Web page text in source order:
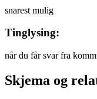
snarest mulig
Tinglysing:
når du får svar fra
Skjema og